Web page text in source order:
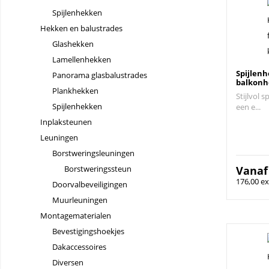
Spijlenhekken
Hekken en balustrades
Glashekken
Lamellenhekken
Panorama glasbalustrades
Plankhekken
Spijlenhekken
Inplaksteunen
Leuningen
Borstweringsleuningen
Borstweringssteun
Doorvalbeveiligingen
Muurleuningen
Montagematerialen
Bevestigingshoekjes
Dakaccessoires
Diversen
Stijlvol
een e...
176,00